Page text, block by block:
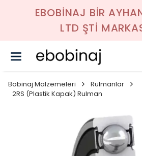
EBOBİNAJ BİR
LTD ŞTİ
Bobinaj Malzemeleri
Rulmanlar
2RS (Plastik Kapak) Rulman